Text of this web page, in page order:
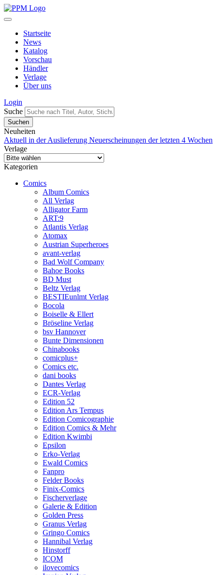
Startseite
News
Katalog
Vorschau
Händler
Verlage
Über uns
Login
Suche
Neuheiten
Aktuell in der Auslieferung Neuerscheinungen der letzten 4 Wochen
Verlage
Kategorien
Comics
Album Comics
All Verlag
Alligator Farm
ART:9
Atlantis Verlag
Atomax
Austrian Superheroes
avant-verlag
Bad Wolf Company
Bahoe Books
BD Must
Beltz Verlag
BESTIEunlmt Verlag
Bocola
Boiselle & Ellert
Bröseline Verlag
bsv Hannover
Bunte Dimensionen
Chinabooks
comicplus+
Comics etc.
dani books
Dantes Verlag
ECR-Verlag
Edition 52
Edition Ars Tempus
Edition Comicographie
Edition Comics & Mehr
Edition Kwimbi
Epsilon
Erko-Verlag
Ewald Comics
Fanpro
Felder Books
Finix-Comics
Fischerverlage
Galerie & Edition
Golden Press
Granus Verlag
Gringo Comics
Hannibal Verlag
Hinstorff
ICOM
ilovecomics